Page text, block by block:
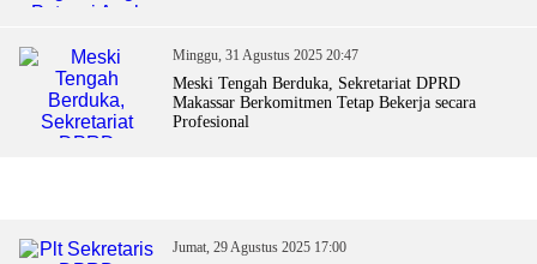
Minggu, 31 Agustus 2025 20:47
Meski Tengah Berduka, Sekretariat DPRD
Makassar Berkomitmen Tetap Bekerja secara
Profesional
Jumat, 29 Agustus 2025 17:00